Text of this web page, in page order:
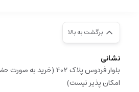
برگشت به بالا
نشانی
بلوار فردوس پلاک 402 (خرید به
امکان پذیر نیست)